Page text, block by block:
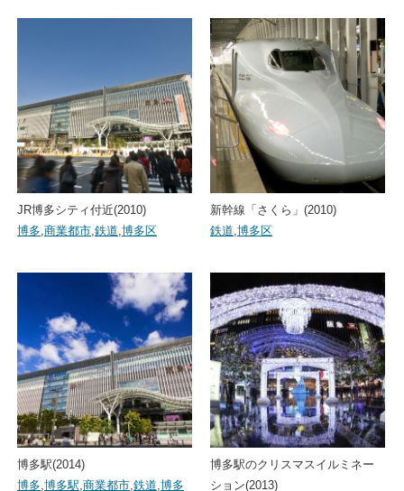
JR博多シティ付近(2010)
博多,商業都市,鉄道,博多区
新幹線「さくら」(2010)
鉄道,博多区
博多駅(2014)
博多,博多駅,商業都市,鉄道,博多
博多駅のクリスマスイルミネー
ション(2013)